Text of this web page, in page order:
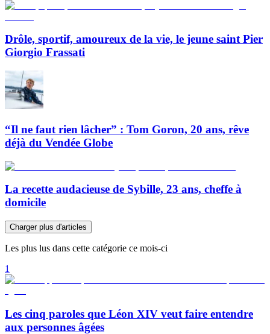
Drôle, sportif, amoureux de la vie, le jeune saint Pier
Giorgio Frassati
“Il ne faut rien lâcher” : Tom Goron, 20 ans, rêve
déjà du Vendée Globe
La recette audacieuse de Sybille, 23 ans, cheffe à
domicile
Charger plus d'articles
Les plus lus dans cette catégorie ce mois-ci
1
Les cinq paroles que Léon XIV veut faire entendre
aux personnes âgées